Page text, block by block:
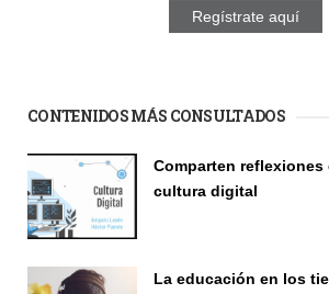
Regístrate aquí
CONTENIDOS MÁS CONSULTADOS
Comparten reflexiones
cultura digital
La educación en los